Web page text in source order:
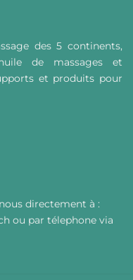
des 5 continents,
de massages et
et produits pour
directement à :
ou par télephone via